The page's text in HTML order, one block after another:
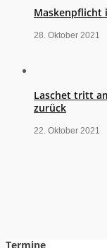
Maskenpflicht
28. Oktober 2021
Laschet tritt
zurück
22. Oktober 2021
Termine